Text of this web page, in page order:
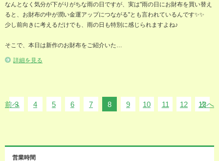
なんとなく気分が下がりがちな雨の日ですが、実は"雨の日にお財布を買い替え
ると、お財布の中が潤い金運アップにつながる"とも言われているんです✨✨
少し前向きに考えるだけでも、雨の日も特別に感じられますよね♪
そこで、本日は新作のお財布をご紹介いた…
詳細を見る
前へ
3 4 5 6 7 8 9 10 11 12 13
次へ
営業時間